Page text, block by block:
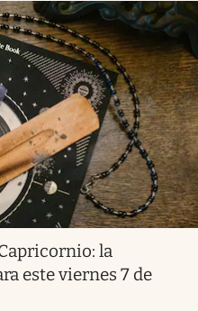
la
este viernes 7 de